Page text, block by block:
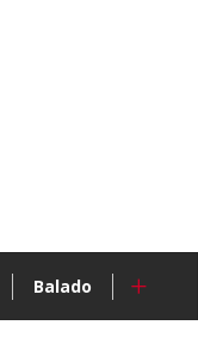
Balado +